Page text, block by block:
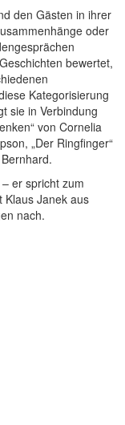
den Gästen in ihrer
oder
bewertet,
Kategorisierung
sie in Verbindung
von Cornelia
„Der Ringfinger“
er spricht zum
Klaus Janek aus
nach.